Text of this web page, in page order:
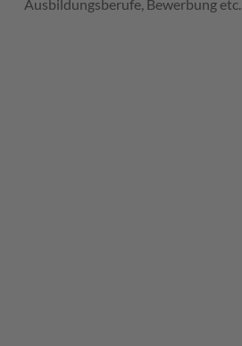
Ausbildungsberufe, Bewerbung etc.